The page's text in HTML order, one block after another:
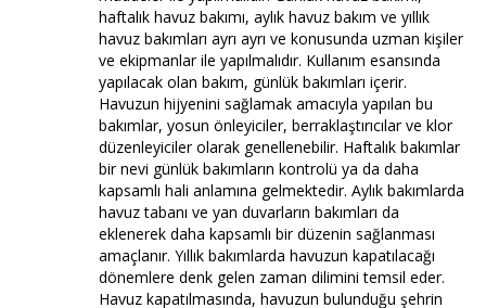
haftalık havuz bakımı, aylık havuz bakım ve yıllık
havuz bakımları ayrı ayrı ve konusunda uzman kişiler
ve ekipmanlar ile yapılmalıdır. Kullanım esansında
yapılacak olan bakım, günlük bakımları içerir.
Havuzun hijyenini sağlamak amacıyla yapılan bu
bakımlar, yosun önleyiciler, berraklaştırıcılar ve klor
düzenleyiciler olarak genellenebilir. Haftalık bakımlar
bir nevi günlük bakımların kontrolü ya da daha
kapsamlı hali anlamına gelmektedir. Aylık bakımlarda
havuz tabanı ve yan duvarların bakımları da
eklenerek daha kapsamlı bir düzenin sağlanması
amaçlanır. Yıllık bakımlarda havuzun kapatılacağı
dönemlere denk gelen zaman dilimini temsil eder.
Havuz kapatılmasında, havuzun bulunduğu şehrin